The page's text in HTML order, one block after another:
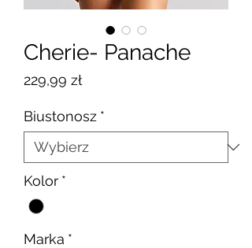
Cherie- Panache
229,99 złCena
Biustonosz *
Kolor *
Marka *